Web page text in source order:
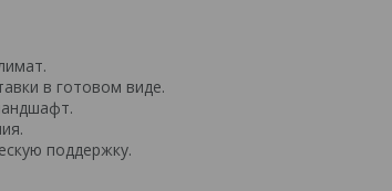
в готовом виде.
поддержку.